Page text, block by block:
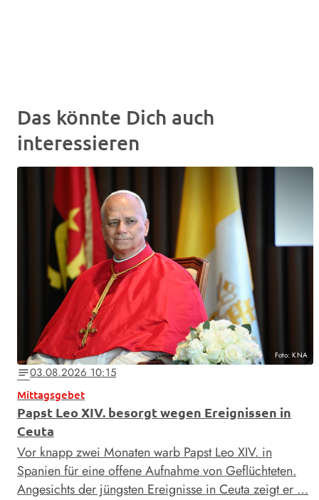
Das könnte Dich auch
interessieren
Foto: KNA
notes03.08.2026 10:15
Mittagsgebet
Papst Leo XIV. besorgt wegen Ereignissen in
Ceuta
Vor knapp zwei Monaten warb Papst Leo XIV. in
Spanien für eine offene Aufnahme von Geflüchteten.
Angesichts der jüngsten Ereignisse in Ceuta zeigt er …